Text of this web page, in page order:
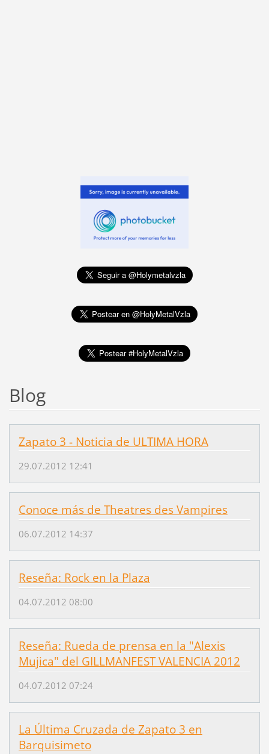
Blog
Zapato 3 - Noticia de ULTIMA HORA
29.07.2012 12:41
Conoce más de Theatres des Vampires
06.07.2012 14:37
Reseña: Rock en la Plaza
04.07.2012 08:00
Reseña: Rueda de prensa en la "Alexis
Mujica" del GILLMANFEST VALENCIA 2012
04.07.2012 07:24
La Última Cruzada de Zapato 3 en
Barquisimeto